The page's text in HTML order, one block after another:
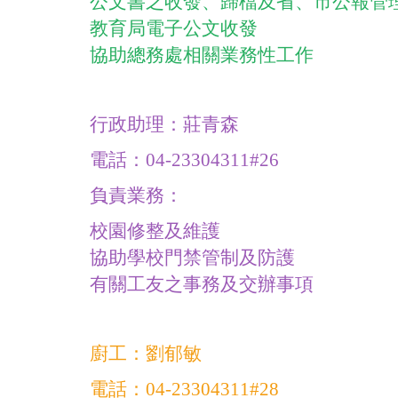
教育局電子公文收發
協助總務處相關業務性工作
行政助理：莊青森
電話：04-23304311#26
負責業務：
校園修整及維護
協助學校門禁管制及防護
有關工友之事務及交辦事項
廚工：劉郁敏
電話：04-23304311#28